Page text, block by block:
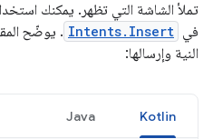
تملأ الشاشة التي تظهر. يمكنك
في Intents.Insert . يوضّح
النية وإرسالها:
Kotlin
Java